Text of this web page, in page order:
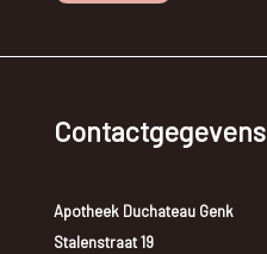
Contactgegevens
Apotheek Duchateau Genk
Stalenstraat 19